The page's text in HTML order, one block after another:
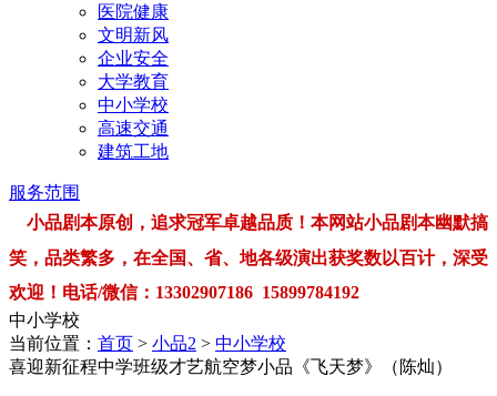
医院健康
文明新风
企业安全
大学教育
中小学校
高速交通
建筑工地
服务范围
小品剧本原创，追求冠军卓越品质！本网站小品剧本幽默搞
笑，品类繁多，在全国、省、地各级演出获奖数以百计，深受
欢迎！电话/微信：13302907186 15899784192
中小学校
当前位置： 首页 > 小品2 > 中小学校
喜迎新征程中学班级才艺航空梦小品《飞天梦》（陈灿）